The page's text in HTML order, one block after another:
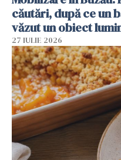
căutări, după ce un
văzut un obiect
27 IULIE 2026